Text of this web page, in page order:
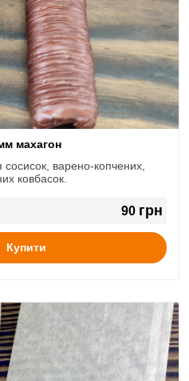
махагон
сосисок, варено-копчених,
ковбасок.
90 грн
Купити